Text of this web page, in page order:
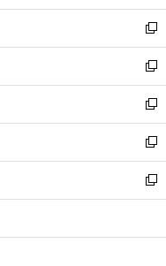
開
く
ウ
で
開
く
ン
ド
ウ
で
開
く
ウ
ィ
ン
ド
ウ
で
開
く
新
し
い
ウ
ィ
ン
ド
ウ
で
開
新
し
い
ウ
ィ
ン
ド
ウ
開
新
し
い
ウ
ィ
ン
ウ
新
し
い
ウ
ン
新
し
ウ